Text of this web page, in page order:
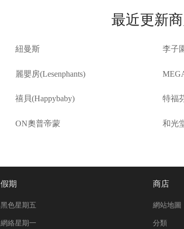
最近更新
紐曼斯 李子
麗嬰房(Lesenphants)
禧貝(Happybaby) 特福
ON奧普帝蒙 和光
假期
黑色星期五
網絡星期一
商店
網站地圖
分類